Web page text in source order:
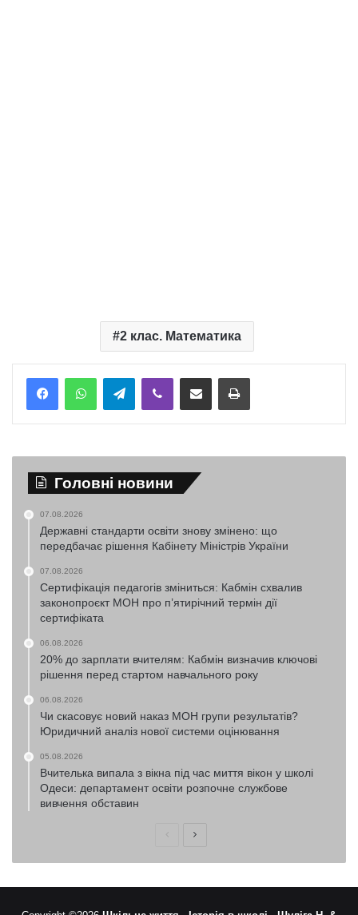
2 клас. Математика
TelegramViber Надіслати електронною поштоюНадрукувати
Головні новини
07.08.2026
Державні стандарти освіти знову змінено: що
передбачає рішення Кабінету Міністрів України
07.08.2026
Сертифікація педагогів зміниться: Кабмін схвалив
законопроєкт МОН про п’ятирічний термін дії
сертифіката
06.08.2026
20% до зарплати вчителям: Кабмін визначив ключові
рішення перед стартом навчального року
06.08.2026
Чи скасовує новий наказ МОН групи результатів?
Юридичний аналіз нової системи оцінювання
05.08.2026
Вчителька випала з вікна під час миття вікон у школі
Одеси: департамент освіти розпочне службове
вивчення обставин
ПопередняНаступна